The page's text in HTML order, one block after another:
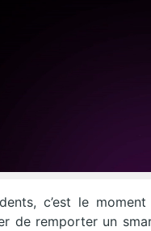
c’est le
de remporter un